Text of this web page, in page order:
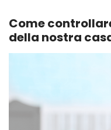
Come
della nostra